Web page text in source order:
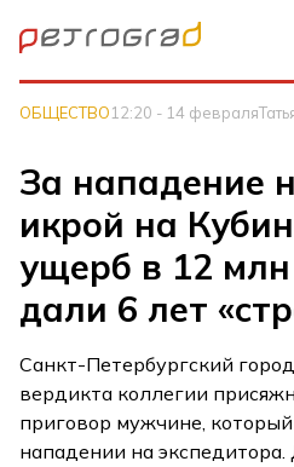
ОБЩЕСТВО12:20 - 14 февраля
За нападение
икрой на
ущерб в 12
дали 6 лет
Санкт-Петербургский
вердикта коллегии
приговор мужчине,
нападении на